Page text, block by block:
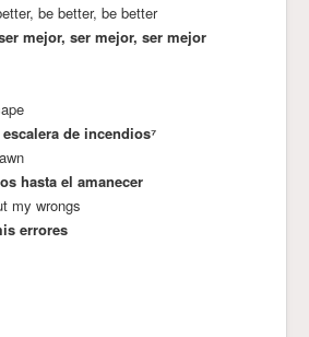
be better, be better
mejor, ser mejor, ser mejor
de incendios⁷
hasta el amanecer
my wrongs
errores